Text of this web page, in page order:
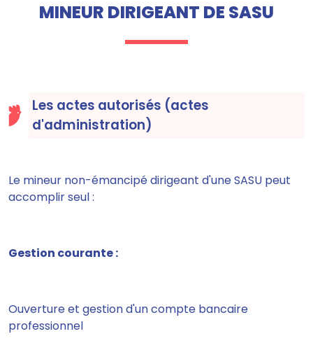
MINEUR DIRIGEANT DE SASU
Les actes autorisés (actes
d'administration)
Le mineur non-émancipé dirigeant d'une SASU peut
accomplir seul :
Gestion courante :
Ouverture et gestion d'un compte bancaire
professionnel